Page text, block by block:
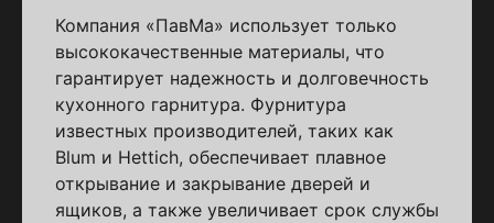
Компания «ПавМа» использует только
высококачественные материалы, что
гарантирует надежность и долговечность
кухонного гарнитура. Фурнитура
известных производителей, таких как
Blum и Hettich, обеспечивает плавное
открывание и закрывание дверей и
ящиков, а также увеличивает срок службы